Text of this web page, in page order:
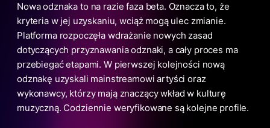
Nowa odznaka to na razie faza beta. Oznacza to, że
kryteria w jej uzyskaniu, wciąż mogą ulec zmianie.
Platforma rozpoczęła wdrażanie nowych zasad
dotyczących przyznawania odznaki, a cały proces ma
przebiegać etapami. W pierwszej kolejności nową
odznakę uzyskali mainstreamowi artyści oraz
wykonawcy, którzy mają znaczący wkład w kulturę
muzyczną. Codziennie weryfikowane są kolejne profile.